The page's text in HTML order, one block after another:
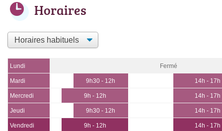
Horaires
Lundi Fermé
Mardi 9h30 - 12h 14h - 17h
Mercredi 9h - 12h 14h - 17h
Jeudi 9h30 - 12h 14h - 17h
Vendredi 9h - 12h 14h - 17h